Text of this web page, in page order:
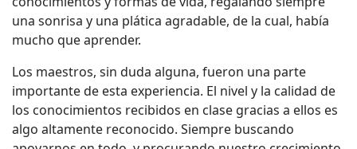
una sonrisa y una plática agradable, de la cual, había
mucho que aprender.
Los maestros, sin duda alguna, fueron una parte
importante de esta experiencia. El nivel y la calidad de
los conocimientos recibidos en clase gracias a ellos es
algo altamente reconocido. Siempre buscando